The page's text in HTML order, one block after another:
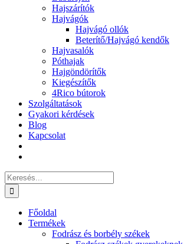
Hajszárítók
Hajvágók
Hajvágó ollók
Beterítő/Hajvágó kendők
Hajvasalók
Póthajak
Hajgöndörítők
Kiegészítők
4Rico bútorok
Szolgáltatások
Gyakori kérdések
Blog
Kapcsolat
Keresés...
Főoldal
Termékek
Fodrász és borbély székek